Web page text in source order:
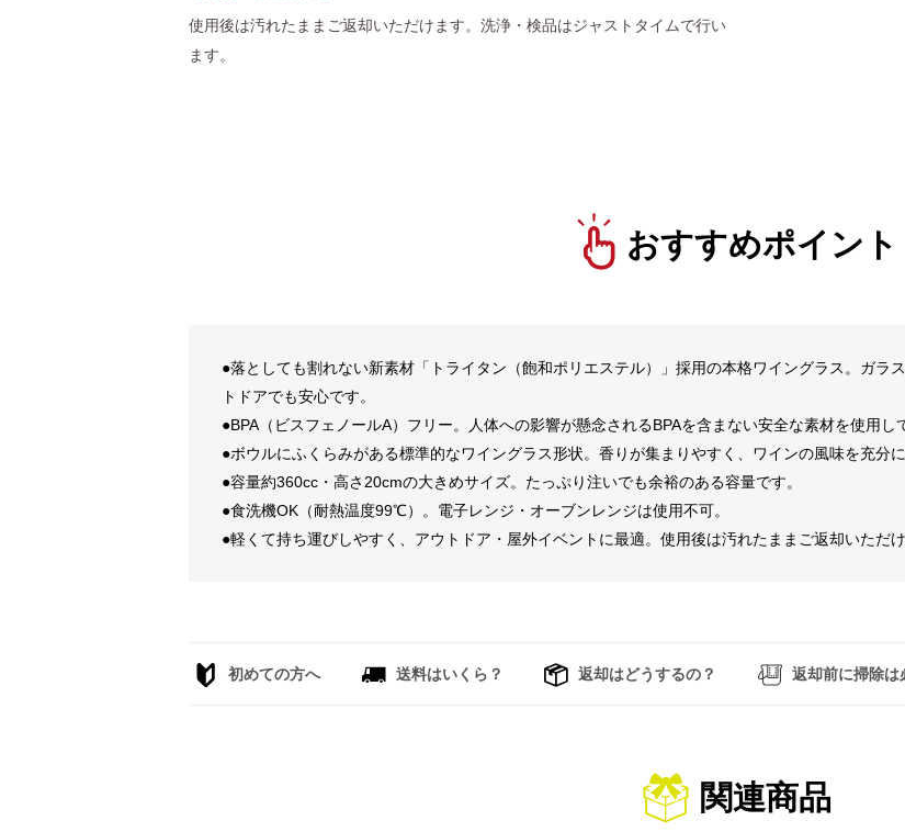
使用後は汚れたままご返却いただけます。洗浄・検品はジャストタイムで行い
ます。
おすすめポイント
●落としても割れない新素材「トライタン（飽和ポリエステル）」採用の本格ワイングラス。ガラ
トドアでも安心です。
●BPA（ビスフェノールA）フリー。人体への影響が懸念されるBPAを含まない安全な素材を使用し
●ボウルにふくらみがある標準的なワイングラス形状。香りが集まりやすく、ワインの風味を充分
●容量約360cc・高さ20cmの大きめサイズ。たっぷり注いでも余裕のある容量です。
●食洗機OK（耐熱温度99℃）。電子レンジ・オーブンレンジは使用不可。
●軽くて持ち運びしやすく、アウトドア・屋外イベントに最適。使用後は汚れたままご返却いただけ
初めての方へ 送料はいくら？ 返却はどうするの？ 返却前に掃除は
関連商品